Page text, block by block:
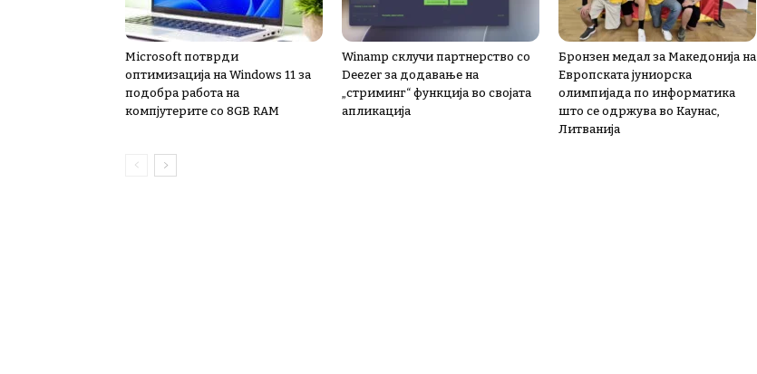
Microsoft потврди
оптимизација на Windows 11 за
подобра работа на
компјутерите со 8GB RAM
Winamp склучи партнерство со
Deezer за додавање на
„стриминг“ функција во својата
апликација
Бронзен медал за Македонија на
Европската јуниорска
олимпијада по информатика
што се одржува во Каунас,
Литванија